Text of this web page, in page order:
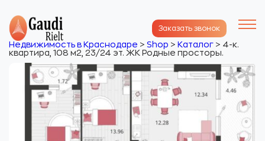
Заказать звонок
Недвижимость в Краснодаре > Shop > Каталог > 4-к.
квартира, 108 м2, 23/24 эт. ЖК Родные просторы.